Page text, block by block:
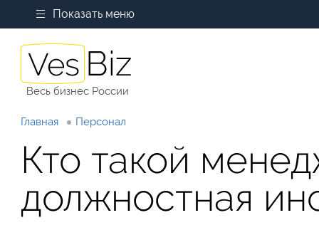
Показать меню
Весь бизнес России
Главная Персонал
Кто такой
должностная